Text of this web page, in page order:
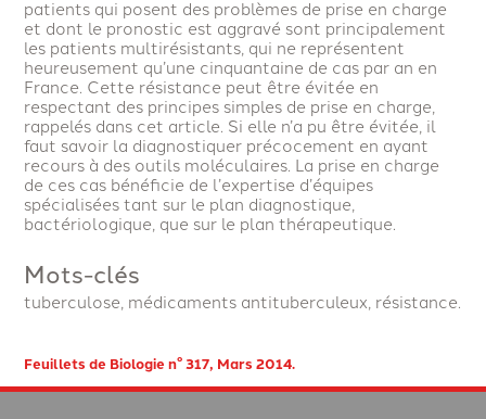
patients qui posent des problèmes de prise en charge
et dont le pronostic est aggravé sont principalement
les patients multirésistants, qui ne représentent
heureusement qu’une cinquantaine de cas par an en
France. Cette résistance peut être évitée en
respectant des principes simples de prise en charge,
rappelés dans cet article. Si elle n’a pu être évitée, il
faut savoir la diagnostiquer précocement en ayant
recours à des outils moléculaires. La prise en charge
de ces cas bénéficie de l’expertise d’équipes
spécialisées tant sur le plan diagnostique,
bactériologique, que sur le plan thérapeutique.
Mots-clés
tuberculose, médicaments antituberculeux, résistance.
Feuillets de Biologie n° 317, Mars 2014.